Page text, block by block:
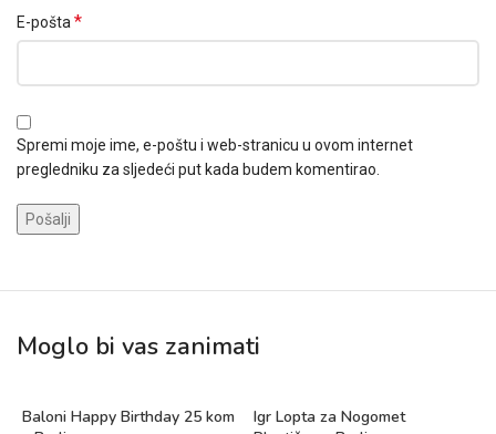
E-pošta*
Spremi moje ime, e-poštu i web-stranicu u ovom internet
pregledniku za sljedeći put kada budem komentirao.
Moglo bi vas zanimati
Baloni Happy Birthday 25 kom
Igr Lopta za Nogomet